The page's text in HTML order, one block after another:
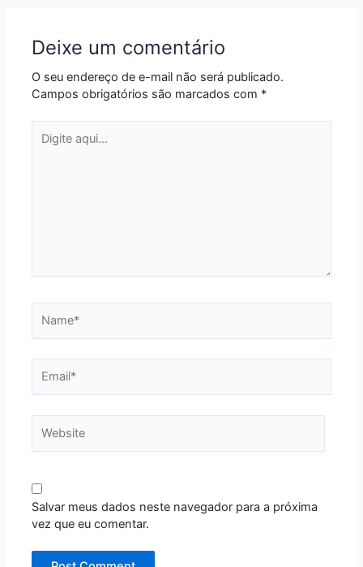
Deixe um comentário
O seu endereço de e-mail não será publicado.
Campos obrigatórios são marcados com *
aqui...
Salvar meus dados neste navegador para a próxima
vez que eu comentar.